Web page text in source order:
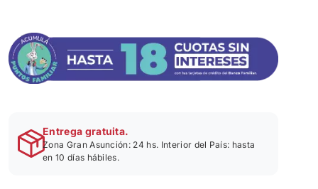
Entrega gratuita.
Zona Gran Asunción: 24 hs. Interior del País: hasta
en 10 días hábiles.